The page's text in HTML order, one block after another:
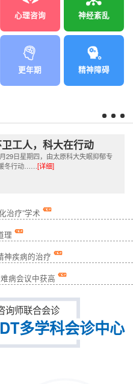
心理咨询 神经紊乱
更年期 精神障碍
工人，科大在行动
29日星期四，由太原科大失眠抑郁专
冬行动……[详细]
治疗”学术
理
神疾病的治疗
病会议中获高
询师联合会诊
多学科会诊中心